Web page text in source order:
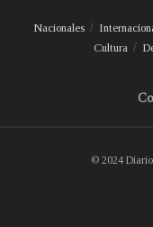
Nacionales
Cultura
© 2024